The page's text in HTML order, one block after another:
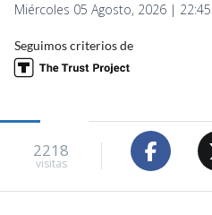
Miércoles 05 Agosto, 2026 | 22:45
Seguimos criterios de
2218
visitas